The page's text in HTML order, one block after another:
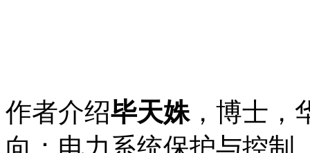
作者介绍毕天姝，博士，